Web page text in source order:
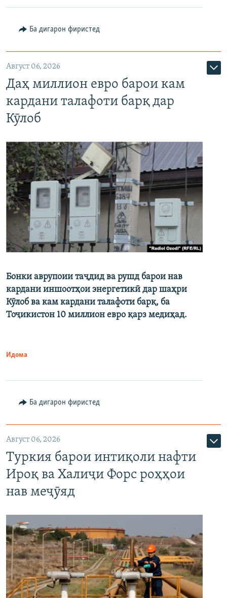
Ба дигарон фиристед
Август 06, 2026
Даҳ миллион евро барои кам
кардани талафоти барқ дар
Кӯлоб
Бонки аврупоии таҷдид ва рушд барои нав
кардани иншоотҳои энергетикӣ дар шаҳри
Кӯлоб ва кам кардани талафоти барқ, ба
Тоҷикистон 10 миллион евро қарз медиҳад.
Идома
Ба дигарон фиристед
Август 06, 2026
Туркия барои интиқоли нафти
Ироқ ва Халиҷи Форс роҳҳои
нав меҷӯяд